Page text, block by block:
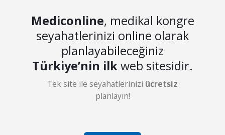
Mediconline, medikal kongre
seyahatlerinizi online olarak
planlayabileceğiniz
Türkiye’nin ilkweb sitesidir.
Tek site ile seyahatlerinizi ücretsiz
planlayın!